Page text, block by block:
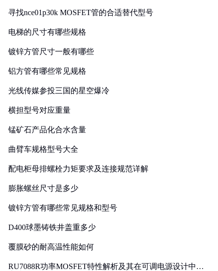
寻找nce01p30k MOSFET管的合适替代型号
电梯的尺寸有哪些规格
镀锌方管尺寸一般有哪些
铝方管有哪些常见规格
光线传媒参投三国的星空爆冷
横担型号对应重量
锰矿石产品化合水含量
曲臂车规格型号大全
配电柜母排螺栓力矩要求及连接规范详解
膨胀螺丝尺寸是多少
镀锌方管有哪些常见规格和型号
D400球墨铸铁井盖重多少
覆膜砂的耐高温性能如何
RU7088R功率MOSFET特性解析及其在可调电源设计中的